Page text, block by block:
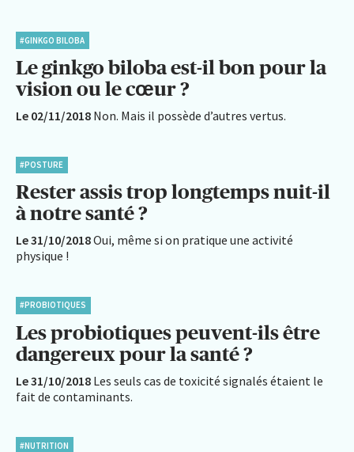
#GINKGO BILOBA
Le ginkgo biloba est-il bon pour la
vision ou le cœur ?
Le 02/11/2018 Non. Mais il possède d’autres vertus.
#POSTURE
Rester assis trop longtemps nuit-il
à notre santé ?
Le 31/10/2018Oui, même si on pratique une activité
physique !
#PROBIOTIQUES
Les probiotiques peuvent-ils être
dangereux pour la santé ?
Le 31/10/2018 Les seuls cas de toxicité signalés étaient le
fait de contaminants.
#NUTRITION